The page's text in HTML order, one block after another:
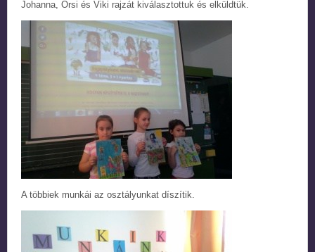
Johanna, Orsi és Viki rajzát kiválasztottuk és elküldtük.
A többiek munkái az osztályunkat díszítik.